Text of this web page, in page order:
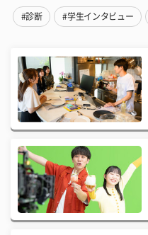
#診断 #学生インタビュー